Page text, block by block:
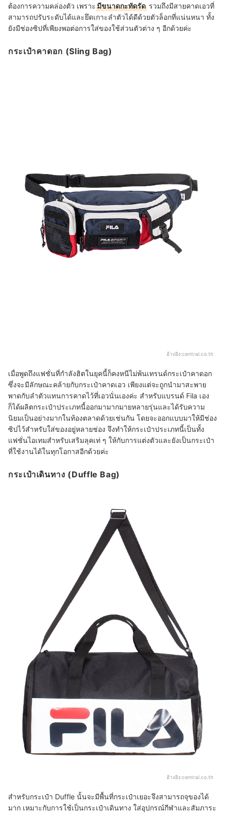
ต้องการความคล่องตัว เพราะมีขนาดกะทัดรัด รวมถึงมีสายคาดเอวที่
สามารถปรับระดับได้และยึดเกาะลำตัวได้ดีด้วยตัวล็อกที่แน่นหนา ทั้ง
ยังมีช่องซิปที่เพียงพอต่อการใส่ของใช้ส่วนตัวต่าง ๆ อีกด้วยค่ะ
กระเป๋าคาดอก (Sling Bag)
อ้างอิง:central.co.th
เมื่อพูดถึงแฟชั่นที่กำลังฮิตในยุคนี้ก็คงหนีไม่พ้นเทรนด์กระเป๋าคาดอก
ซึ่งจะมีลักษณะคล้ายกับกระเป๋าคาดเอว เพียงแต่จะถูกนำมาสะพาย
พาดกับลำตัวแทนการคาดไว้ที่เอวนั่นเองค่ะ สำหรับแบรนด์ Fila เอง
ก็ได้ผลิตกระเป๋าประเภทนี้ออกมามากมายหลายรุ่นและได้รับความ
นิยมเป็นอย่างมากในท้องตลาดด้วยเช่นกัน โดยจะออกแบบมาให้มีช่อง
ซิปไว้สำหรับใส่ของอยู่หลายช่อง จึงทำให้กระเป๋าประเภทนี้เป็นทั้ง
แฟชั่นไอเทมสำหรับเสริมลุคเท่ ๆ ให้กับการแต่งตัวและยังเป็นกระเป๋า
ที่ใช้งานได้ในทุกโอกาสอีกด้วยค่ะ
กระเป๋าเดินทาง (Duffle Bag)
อ้างอิง:central.co.th
สำหรับกระเป๋า Duffle นั้นจะมีพื้นที่กระเป๋าเยอะจึงสามารถจุของได้
มาก เหมาะกับการใช้เป็นกระเป๋าเดินทาง ใส่อุปกรณ์กีฬาและสัมภาระ